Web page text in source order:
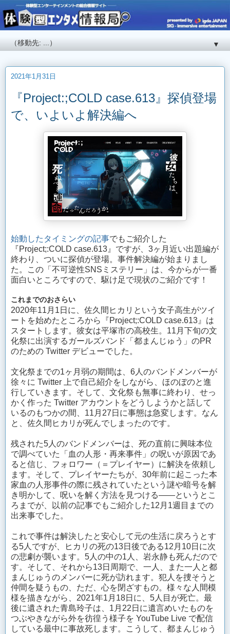
▼
2021年1月31日
『Project:;COLD case.613』探偵登場
で、いよいよ解決編へ
始動したタイミングの記事でもご紹介した
『Project;:COLD case.613』ですが、3ヶ月近い出題編が
終わり、ついに探偵が登場。事件解決編が始まりまし
た。この「不可逆性SNSミステリー」は、今からが一番
面白いところですので、駆け足で現状のご紹介です！
これまでのおさらい
2020年11月1日に、佐久間ヒカリという女子高生がツイ
ートを始めたところから『Project;:COLD case.613』は
スタートします。彼女は平塚市の高校生。11月下旬の文
化祭に出演するガールズバンド「都まんじゅう」のPR
のための Twitter デビューでした。
文化祭までの1ヶ月弱の期間は、6人のバンドメンバーが
徐々に Twitter 上で自己紹介をしながら、ほのぼのと進
行していきます。そして、文化祭も無事に終わり、せっ
かく作った Twitter アカウントをどうしようかと話して
いるのもつかの間、11月27日に事態は急変します。なん
と、佐久間ヒカリが死んでしまったのです。
残された5人のバンドメンバーは、死の直前に興味本位
で調べていた「血の人形・再来事件」の呪いが原因であ
ると信じ、フォロワー（＝プレイヤー）に解決を依頼し
ます。そして、プレイヤーたちが、30年前に起こった本
家血の人形事件の際に残されていたという謎や暗号を解
き明かして、呪いを解く方法を見つける——というとこ
ろまでが、以前の記事でもご紹介した12月1週目までの
出来事でした。
これで事件は解決したと安心して元の生活に戻ろうとす
る5人ですが、ヒカリの死の13日後である12月10日に次
の悲劇が襲います。5人の中の1人、岩永静も死んだので
す。そして、それから13日周期で、一人、また一人と都
まんじゅうのメンバーに死が訪れます。犯人を捜そうと
仲間を疑うもの、ただ、心を閉ざすもの。様々な人間模
様を描きながら、2021年1月18日に、5人目が死亡。最
後に遺された青島玲子は、1月22日に遺言めいたものを
つぶやきながら外を彷徨う様子を YouTube Live で配信
している最中に事故死します。こうして、都まんじゅう